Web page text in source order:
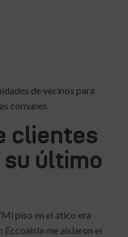
de vecinos para
comunes.
clientes
último
piso en el ático era
Eccoaisla me aislaron el